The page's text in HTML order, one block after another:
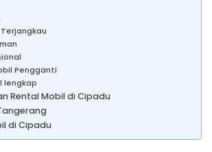
Pengganti
lengkap
Rental Mobil di Cipadu
di Cipadu